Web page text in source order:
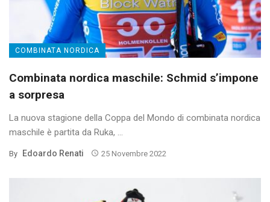
COMBINATA NORDICA
Combinata nordica maschile: Schmid s’impone
a sorpresa
La nuova stagione della Coppa del Mondo di combinata nordica
maschile è partita da Ruka, ...
By Edoardo Renati 25 Novembre 2022